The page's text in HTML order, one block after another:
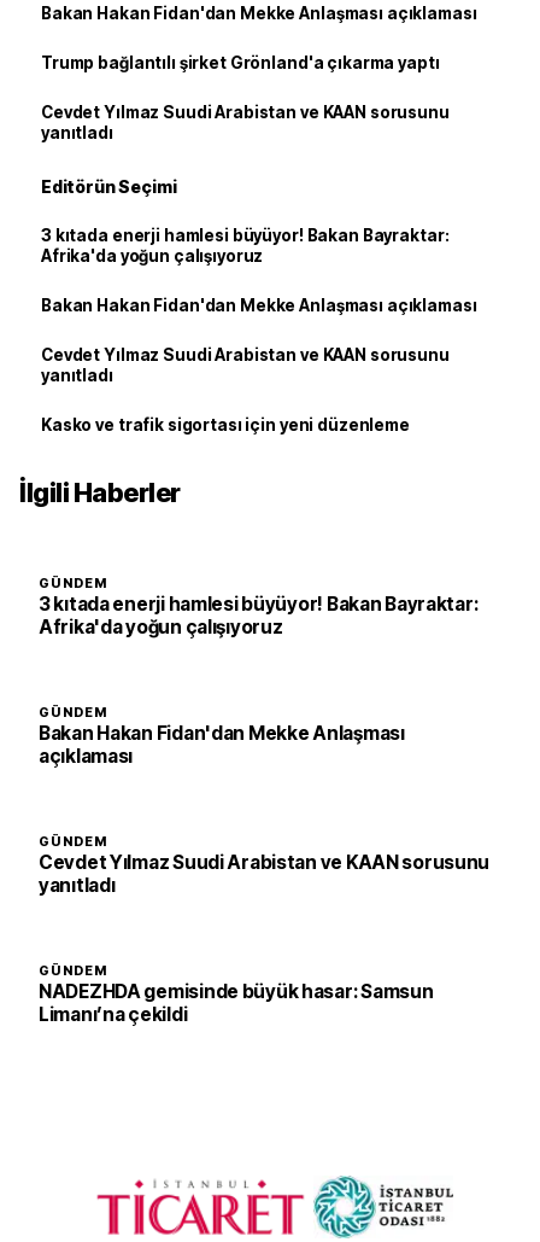
Bakan Hakan Fidan'dan Mekke Anlaşması açıklaması
Trump bağlantılı şirket Grönland'a çıkarma yaptı
Cevdet Yılmaz Suudi Arabistan ve KAAN sorusunu
yanıtladı
Editörün Seçimi
3 kıtada enerji hamlesi büyüyor! Bakan Bayraktar:
Afrika'da yoğun çalışıyoruz
Bakan Hakan Fidan'dan Mekke Anlaşması açıklaması
Cevdet Yılmaz Suudi Arabistan ve KAAN sorusunu
yanıtladı
Kasko ve trafik sigortası için yeni düzenleme
İlgili Haberler
GÜNDEM
3 kıtada enerji hamlesi büyüyor! Bakan Bayraktar:
Afrika'da yoğun çalışıyoruz
GÜNDEM
Bakan Hakan Fidan'dan Mekke Anlaşması
açıklaması
GÜNDEM
Cevdet Yılmaz Suudi Arabistan ve KAAN sorusunu
yanıtladı
GÜNDEM
NADEZHDA gemisinde büyük hasar: Samsun
Limanı’na çekildi